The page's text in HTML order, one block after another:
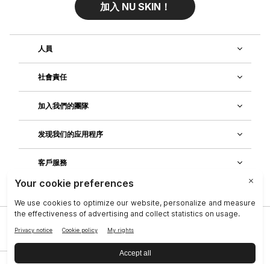
加入 NU SKIN！
人員
社會責任
加入我們的團隊
发现我们的应用程序
客戶服務